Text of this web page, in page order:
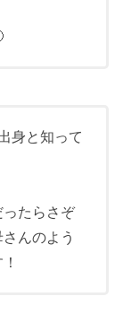
身と知って
ったらさぞ
んのよう